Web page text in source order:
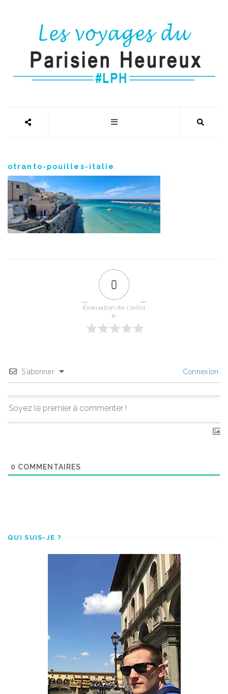
otranto-pouilles-italie
0
Évaluation de l'articl
e
S’abonner Connexion
0 COMMENTAIRES
QUI SUIS-JE ?